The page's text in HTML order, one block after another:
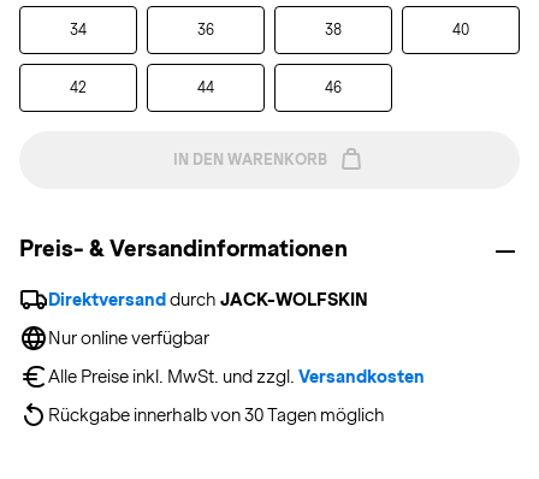
34 36 38 40
42 44 46
IN DEN WARENKORB
Preis- & Versandinformationen
Direktversand durch JACK-WOLFSKIN
Nur online verfügbar
Alle Preise inkl. MwSt. und zzgl. Versandkosten
Rückgabe innerhalb von 30 Tagen möglich